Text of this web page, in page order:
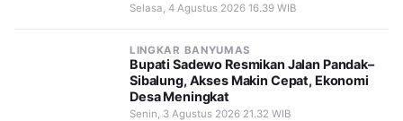
Selasa, 4 Agustus 2026 16.39 WIB
LINGKAR BANYUMAS
Bupati Sadewo Resmikan Jalan Pandak–
Sibalung, Akses Makin Cepat, Ekonomi
Desa Meningkat
Senin, 3 Agustus 2026 21.32 WIB